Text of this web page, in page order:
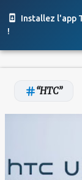
Installez l'app
!
HTC